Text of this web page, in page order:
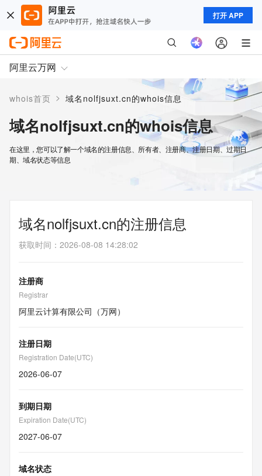
打开 APP
阿里云万网
whois首页 > 域名nolfjsuxt.cn的whois信息
域名nolfjsuxt.cn的whois信息
在这里，您可以了解一个域名的注册信息、所有者、注册商、注册日期、过期日
期、域名状态等信息
域名nolfjsuxt.cn的注册信息
获取时间 ： 2026-08-08 14:28:02
注册商
Registrar
阿里云计算有限公司（万网）
注册日期
Registration Date(UTC)
2026-06-07
到期日期
Expiration Date(UTC)
2027-06-07
域名状态